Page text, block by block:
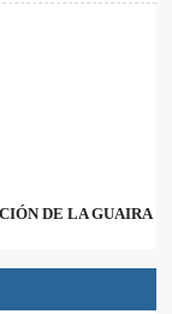
DE LA GUAIRA